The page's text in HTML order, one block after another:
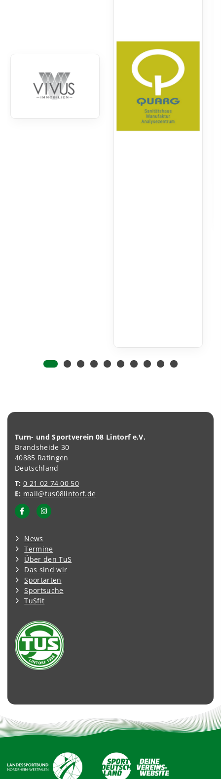
Turn- und Sportverein 08 Lintorf e.V.
Brandsheide 30
40885 Ratingen
Deutschland
T: 0 21 02 74 00 50
E: mail@tus08lintorf.de
News
Termine
Über den TuS
Das sind wir
Sportarten
Sportsuche
TuSfit